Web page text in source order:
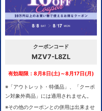
クーポンコード
MZV7-L8ZL
有効期限：8月8日(土)～8月17日(月)
※「アウトレット・特価品」、「クーポ
ン対象外商品」には適用されません。
※その他のクーポンとの併用は出来ませ